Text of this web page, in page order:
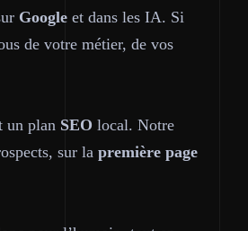
Google et dans les IA. Si
de votre métier, de vos
un plan SEO local. Notre
sur la première page